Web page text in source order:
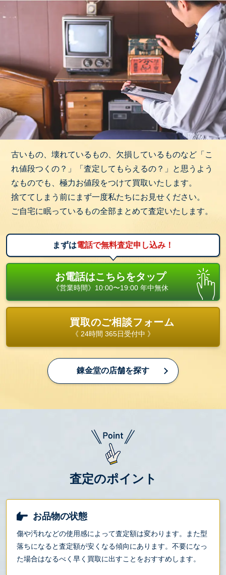
古いもの、壊れているもの、欠損しているものなど「こ
れ値段つくの？」「査定してもらえるの？」と思うよう
なものでも、極力お値段をつけて買取いたします。
捨ててしまう前にまず一度私たちにお見せください。
ご自宅に眠っているもの全部まとめて査定いたします。
まずは電話で無料査定申し込み！
お電話はこちらをタップ
《営業時間》10:00〜19:00 年中無休
買取のご相談フォーム
《 24時間 365日受付中 》
錬金堂の店舗を探す
査定のポイント
お品物の状態
傷や汚れなどの使用感によって査定額は変わります。また型
落ちになると査定額が安くなる傾向にあります。不要になっ
た場合はなるべく早く買取に出すことをおすすめします。